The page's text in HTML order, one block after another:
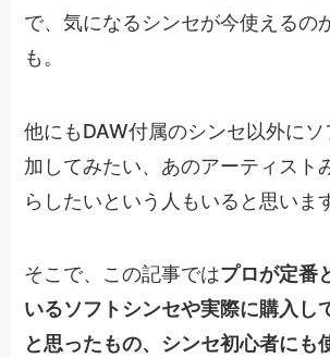
で、気になるシンセが今使えるの
も。
他にもDAW付属のシンセ以外に
加してみたい、あのアーティスト
らしたいという人もいると思いま
そこで、この記事ではプロが定番
いるソフトシンセや実際に購入し
と思ったもの、シンセ初心者にも